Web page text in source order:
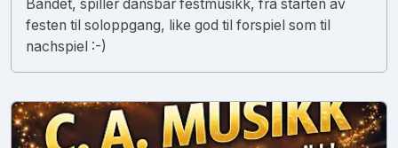
Bandet, spiller dansbar festmusikk, fra starten av
festen til soloppgang, like god til forspiel som til
nachspiel :-)